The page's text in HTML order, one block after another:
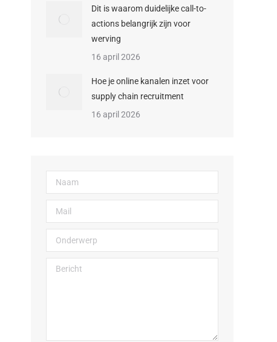
Dit is waarom duidelijke call-to-
actions belangrijk zijn voor
werving
16 april 2026
Hoe je online kanalen inzet voor
supply chain recruitment
16 april 2026